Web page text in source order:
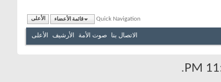
Quick Navigation قائمة الأعضاء الأعلى
الاتصال بنا صوت الأمة الأرشيف الأعلى
.